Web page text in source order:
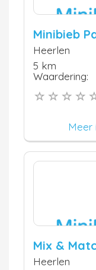
Minibieb
Heerlen
5 km
Waardering:
Meer
Mix &
Heerlen